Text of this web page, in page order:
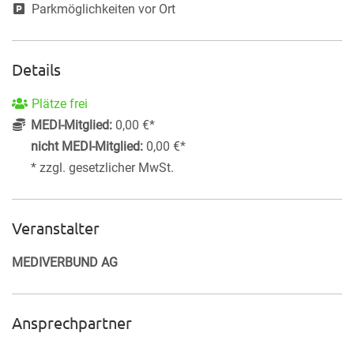
Parkmöglichkeiten vor Ort
Details
Plätze frei
MEDI-Mitglied: 0,00 €*
nicht MEDI-Mitglied: 0,00 €*
* zzgl. gesetzlicher MwSt.
Veranstalter
MEDIVERBUND AG
Ansprechpartner